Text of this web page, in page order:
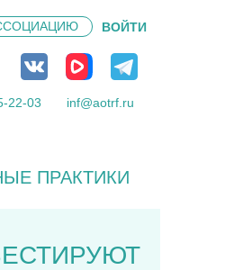
ВОЙТИ
22-03 inf@aotrf.ru
ПРАКТИКИ